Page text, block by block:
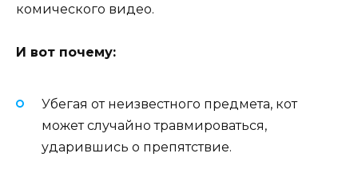
комического видео.
И вот почему:
Убегая от неизвестного предмета, кот
может случайно травмироваться,
ударившись о препятствие.